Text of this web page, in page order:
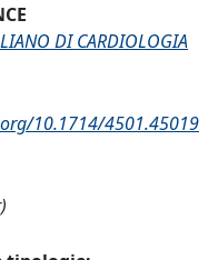
DI CARDIOLOGIA
10.1714/4501.45019